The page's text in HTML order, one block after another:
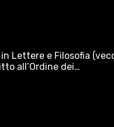
Lettere e Filosofia
all’Ordine dei…